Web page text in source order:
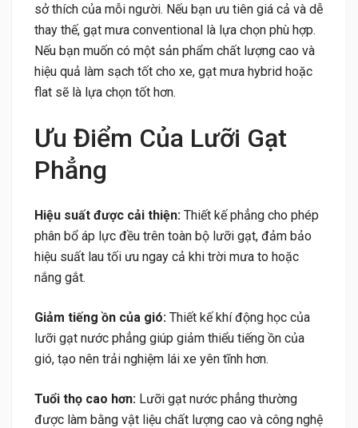
sở thích của mỗi người. Nếu bạn ưu tiên giá cả và dễ
thay thế, gạt mưa conventional là lựa chọn phù hợp.
Nếu bạn muốn có một sản phẩm chất lượng cao và
hiệu quả làm sạch tốt cho xe, gạt mưa hybrid hoặc
flat sẽ là lựa chọn tốt hơn.
Ưu Điểm Của Lưỡi Gạt
Phẳng
Hiệu suất được cải thiện: Thiết kế phẳng cho phép
phân bổ áp lực đều trên toàn bộ lưỡi gạt, đảm bảo
hiệu suất lau tối ưu ngay cả khi trời mưa to hoặc
nắng gắt.
Giảm tiếng ồn của gió: Thiết kế khí động học của
lưỡi gạt nước phẳng giúp giảm thiểu tiếng ồn của
gió, tạo nên trải nghiệm lái xe yên tĩnh hơn.
Tuổi thọ cao hơn: Lưỡi gạt nước phẳng thường
được làm bằng vật liệu chất lượng cao và công nghệ